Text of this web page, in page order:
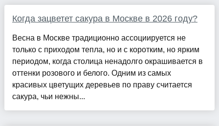
Когда зацветет сакура в Москве в 2026 году?
Весна в Москве традиционно ассоциируется не
только с приходом тепла, но и с коротким, но ярким
периодом, когда столица ненадолго окрашивается в
оттенки розового и белого. Одним из самых
красивых цветущих деревьев по праву считается
сакура, чьи нежны...